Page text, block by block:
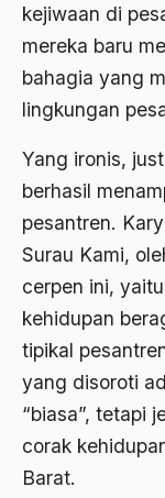
kejiwaan di
mereka baru
bahagia yang
lingkungan
Yang ironis,
berhasil
pesantren.
Surau Kami,
cerpen ini,
kehidupan
tipikal
yang disoroti
“biasa”, tetapi
corak
Barat.
2000
1999
1998
1996
1995
1994
1993
1992
1991
1989
Abu Hanifah
Abu Sangkan
Abu Zayd
Aceh
Ad-daulah
Adaptif Islam
adat
Adat dan Syari'at
Adat Ngada
Adat Pra-Islam